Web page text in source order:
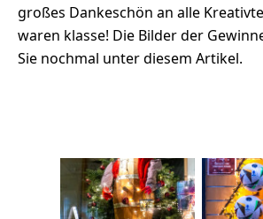
großes Dankeschön an alle
waren klasse! Die Bilder der
Sie nochmal unter diesem Artikel.